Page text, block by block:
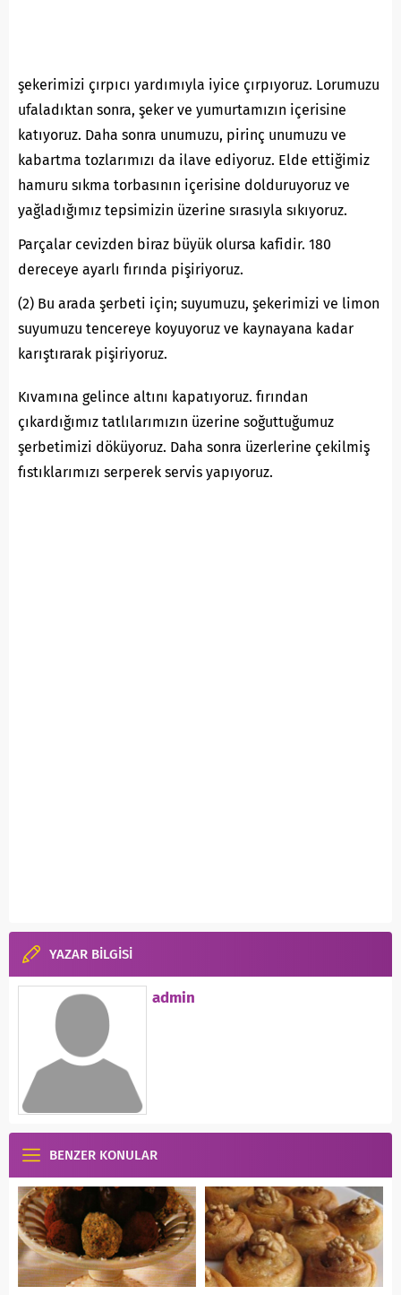
şekerimizi çırpıcı yardımıyla iyice çırpıyoruz. Lorumuzu
ufaladıktan sonra, şeker ve yumurtamızın içerisine
katıyoruz. Daha sonra unumuzu, pirinç unumuzu ve
kabartma tozlarımızı da ilave ediyoruz. Elde ettiğimiz
hamuru sıkma torbasının içerisine dolduruyoruz ve
yağladığımız tepsimizin üzerine sırasıyla sıkıyoruz.
Parçalar cevizden biraz büyük olursa kafidir. 180
dereceye ayarlı fırında pişiriyoruz.
(2) Bu arada şerbeti için; suyumuzu, şekerimizi ve limon
suyumuzu tencereye koyuyoruz ve kaynayana kadar
karıştırarak pişiriyoruz.
Kıvamına gelince altını kapatıyoruz. fırından
çıkardığımız tatlılarımızın üzerine soğuttuğumuz
şerbetimizi döküyoruz. Daha sonra üzerlerine çekilmiş
fıstıklarımızı serperek servis yapıyoruz.
YAZAR BİLGİSİ
admin
BENZER KONULAR